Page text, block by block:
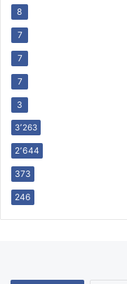
8
7
7
7
3
3٬263
2٬644
373
246